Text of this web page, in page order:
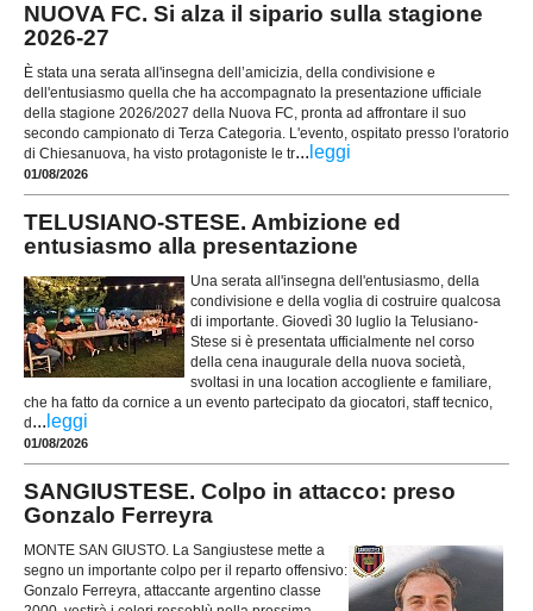
NUOVA FC. Si alza il sipario sulla stagione
2026-27
È stata una serata all'insegna dell’amicizia, della condivisione e
dell'entusiasmo quella che ha accompagnato la presentazione ufficiale
della stagione 2026/2027 della Nuova FC, pronta ad affrontare il suo
secondo campionato di Terza Categoria. L'evento, ospitato presso l'oratorio
di Chiesanuova, ha visto protagoniste le tr... leggi
01/08/2026
TELUSIANO-STESE. Ambizione ed
entusiasmo alla presentazione
Una serata all'insegna dell'entusiasmo, della
condivisione e della voglia di costruire qualcosa
di importante. Giovedì 30 luglio la Telusiano-
Stese si è presentata ufficialmente nel corso
della cena inaugurale della nuova società,
svoltasi in una location accogliente e familiare,
che ha fatto da cornice a un evento partecipato da giocatori, staff tecnico,
d... leggi
01/08/2026
SANGIUSTESE. Colpo in attacco: preso
Gonzalo Ferreyra
MONTE SAN GIUSTO. La Sangiustese mette a
segno un importante colpo per il reparto offensivo:
Gonzalo Ferreyra, attaccante argentino classe